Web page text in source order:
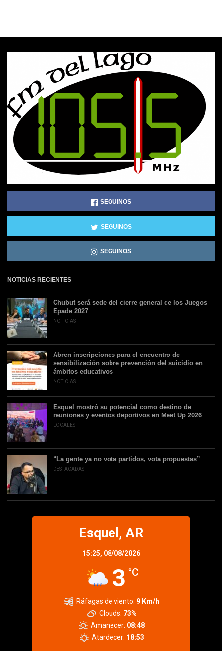
SEGUINOS
SEGUINOS
SEGUINOS
NOTICIAS RECIENTES
Chubut será sede del cierre general de los Juegos
Epade 2027
NOTICIAS
Abren inscripciones para el encuentro de
sensibilización sobre prevención del suicidio en
ámbitos educativos
NOTICIAS
Esquel mostró su potencial como destino de
reuniones y eventos deportivos en Meet Up 2026
LOCALES
“La gente ya no vota partidos, vota propuestas”
DESTACADAS
Esquel, AR
15:25, 08/08/2026
3 °C
Ráfagas de viento: 9 Km/h
Clouds: 73%
Amanecer: 08:48
Atardecer: 18:53